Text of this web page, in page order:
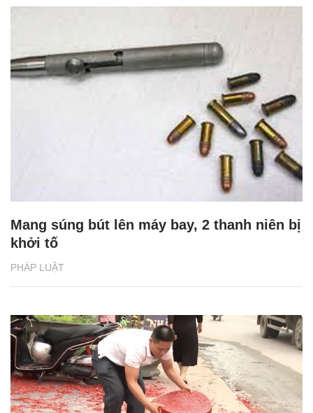
PHÁP LUẬT
Mang súng bút lên máy bay, 2 thanh niên bị
khởi tố